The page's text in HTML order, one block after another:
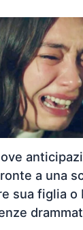
a una
sua figlia o